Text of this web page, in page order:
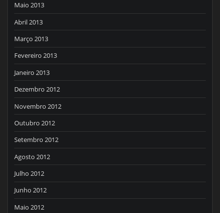
Maio 2013
Abril 2013
Março 2013
Fevereiro 2013
Janeiro 2013
Dezembro 2012
Novembro 2012
Outubro 2012
Setembro 2012
Agosto 2012
Julho 2012
Junho 2012
Maio 2012